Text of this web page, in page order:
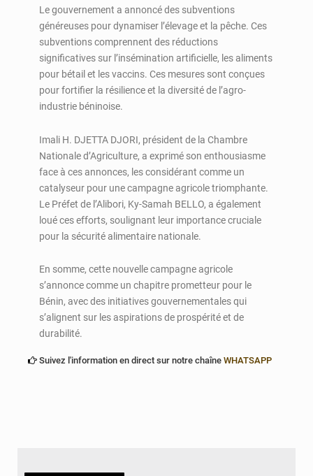
Le gouvernement a annoncé des subventions
généreuses pour dynamiser l’élevage et la pêche. Ces
subventions comprennent des réductions
significatives sur l’insémination artificielle, les aliments
pour bétail et les vaccins. Ces mesures sont conçues
pour fortifier la résilience et la diversité de l’agro-
industrie béninoise.
Imali H. DJETTA DJORI, président de la Chambre
Nationale d’Agriculture, a exprimé son enthousiasme
face à ces annonces, les considérant comme un
catalyseur pour une campagne agricole triomphante.
Le Préfet de l’Alibori, Ky-Samah BELLO, a également
loué ces efforts, soulignant leur importance cruciale
pour la sécurité alimentaire nationale.
En somme, cette nouvelle campagne agricole
s’annonce comme un chapitre prometteur pour le
Bénin, avec des initiatives gouvernementales qui
s’alignent sur les aspirations de prospérité et de
durabilité.
Suivez l'information en direct sur notre chaîne WHATSAPP